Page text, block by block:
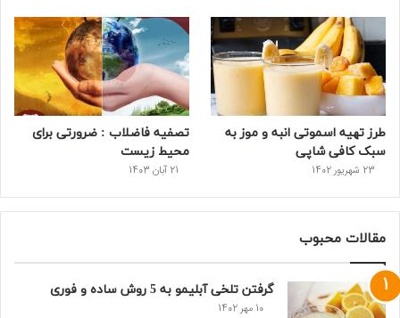
طرز تهیه اسموتی انبه و موز به
سبک کافی شاپی
23 شهریور 1402
تصفیه فاضلاب : ضرورتی برای
محیط زیست
21 آبان 1403
مقالات محبوب
گرفتن تلخی آبلیمو به 5 روش ساده و فوری
10 مهر 1402